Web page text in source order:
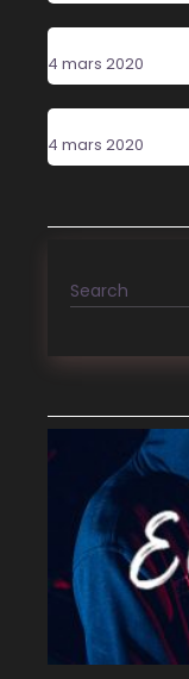
Poster Design
4 mars 2020
New Sound
4 mars 2020